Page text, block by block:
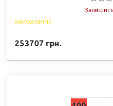
ЗАМОВЛЕННЯ
253707 грн.